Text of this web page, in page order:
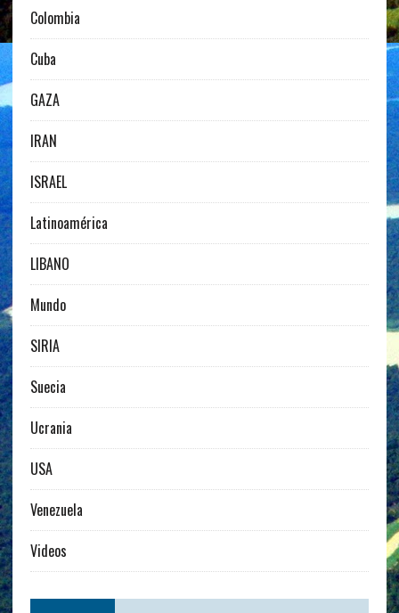
Colombia
Cuba
GAZA
IRAN
ISRAEL
Latinoamérica
LIBANO
Mundo
SIRIA
Suecia
Ucrania
USA
Venezuela
Videos